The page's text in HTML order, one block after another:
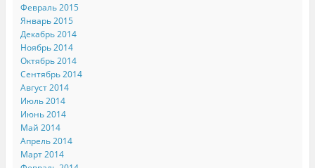
Февраль 2015
Январь 2015
Декабрь 2014
Ноябрь 2014
Октябрь 2014
Сентябрь 2014
Август 2014
Июль 2014
Июнь 2014
Май 2014
Апрель 2014
Март 2014